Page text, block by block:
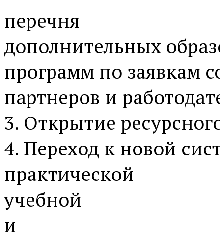
перечня
дополнительных
программ по заявкам
партнеров и
3. Открытие
4. Переход к новой
практической
учебной
и